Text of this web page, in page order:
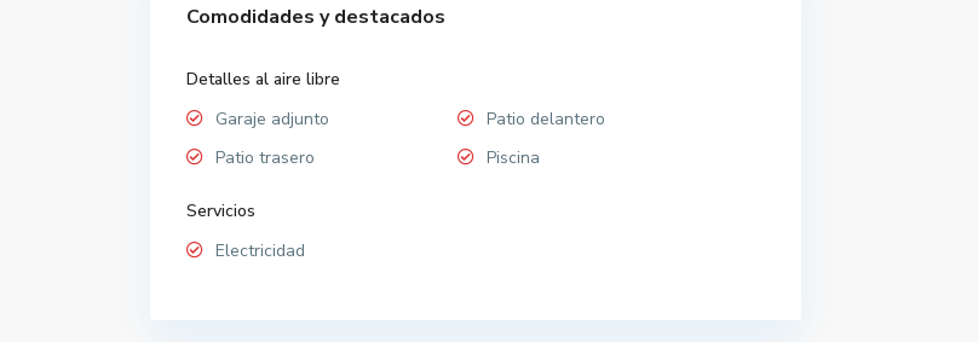
Comodidades y destacados
Detalles al aire libre
Garaje adjunto
Patio delantero
Patio trasero
Piscina
Servicios
Electricidad